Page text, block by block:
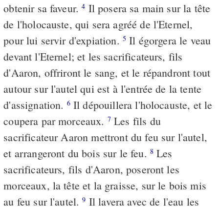
obtenir sa faveur.4 Il posera sa main sur la tête
de l'holocauste, qui sera agréé de l'Eternel,
pour lui servir d'expiation. 5 Il égorgera le veau
devant l'Eternel; et les sacrificateurs, fils
d'Aaron, offriront le sang, et le répandront tout
autour sur l'autel qui est à l'entrée de la tente
d'assignation. 6Il dépouillera l'holocauste, et le
coupera par morceaux. 7Les fils du
sacrificateur Aaron mettront du feu sur l'autel,
et arrangeront du bois sur le feu. 8 Les
sacrificateurs, fils d'Aaron, poseront les
morceaux, la tête et la graisse, sur le bois mis
au feu sur l'autel.9 Il lavera avec de l'eau les